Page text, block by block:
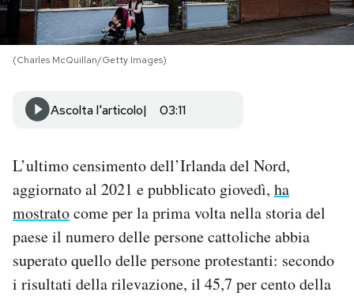
I MIEI PREFERITI
SHOP
CALENDARIO
AREA PERSONALE
Newsletter
Notifiche mobile
Regala il Post
Hai bisogno di aiuto?
(Charles McQuillan/Getty Images)
Ascolta l'articolo 03:11
L’ultimo censimento dell’Irlanda del Nord,
aggiornato al 2021 e pubblicato giovedì, ha
mostratocome per la prima volta nella storia del
paese il numero delle persone cattoliche abbia
superato quello delle persone protestanti: secondo
i risultati della rilevazione, il 45,7 per cento della